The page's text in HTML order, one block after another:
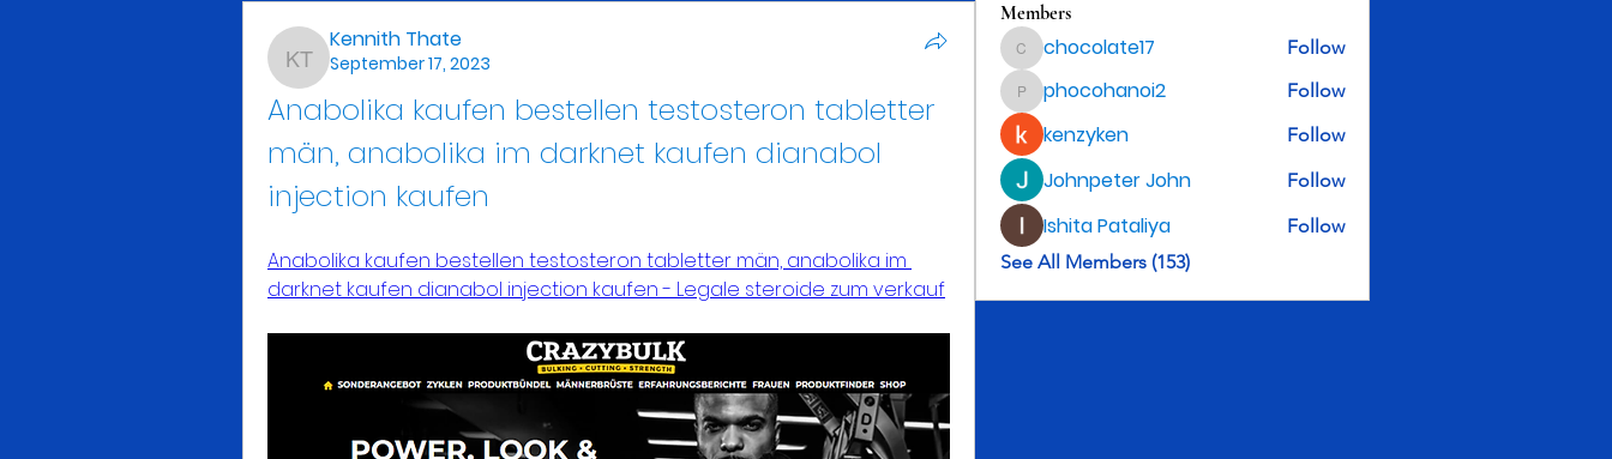
Kennith Thate
Kennith Thate
September 17, 2023
Anabolika kaufen bestellen testosteron tabletter
män, anabolika im darknet kaufen dianabol
injection kaufen
Anabolika kaufen bestellen testosteron tabletter män, anabolika im
darknet kaufen dianabol injection kaufen - Legale steroide zum verkauf
Members
chocolate17
chocolate17 Follow
phocohanoi2
phocohanoi2 Follow
kenzyken Follow
Johnpeter John Follow
Ishita Pataliya
Follow
See All Members (153)